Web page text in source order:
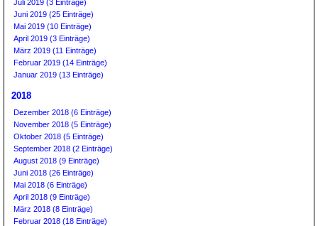
Juli 2019 (3 Einträge)
Juni 2019 (25 Einträge)
Mai 2019 (10 Einträge)
April 2019 (3 Einträge)
März 2019 (11 Einträge)
Februar 2019 (14 Einträge)
Januar 2019 (13 Einträge)
2018
Dezember 2018 (6 Einträge)
November 2018 (5 Einträge)
Oktober 2018 (5 Einträge)
September 2018 (2 Einträge)
August 2018 (9 Einträge)
Juni 2018 (26 Einträge)
Mai 2018 (6 Einträge)
April 2018 (9 Einträge)
März 2018 (8 Einträge)
Februar 2018 (18 Einträge)